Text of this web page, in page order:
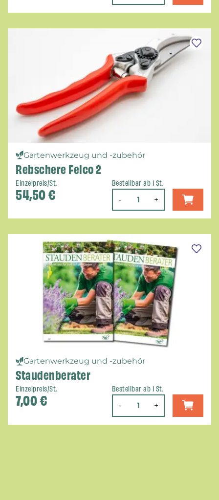
Gartenwerkzeug und -zubehör
Rebschere Felco 2
Einzelpreis/St.
54,50€
Bestellbar ab 1 St.
- +
Gartenwerkzeug und -zubehör
Staudenberater
Einzelpreis/St.
7,00€
Bestellbar ab 1 St.
- +